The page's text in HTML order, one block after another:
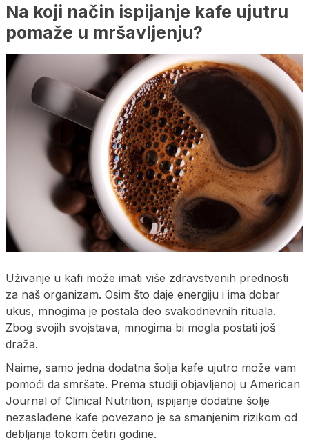
Na koji način ispijanje kafe ujutru
pomaže u mršavljenju?
Uživanje u kafi može imati više zdravstvenih prednosti
za naš organizam. Osim što daje energiju i ima dobar
ukus, mnogima je postala deo svakodnevnih rituala.
Zbog svojih svojstava, mnogima bi mogla postati još
draža.
Naime, samo jedna dodatna šolja kafe ujutro može vam
pomoći da smršate. Prema studiji objavljenoj u American
Journal of Clinical Nutrition, ispijanje dodatne šolje
nezaslađene kafe povezano je sa smanjenim rizikom od
debljanja tokom četiri godine.